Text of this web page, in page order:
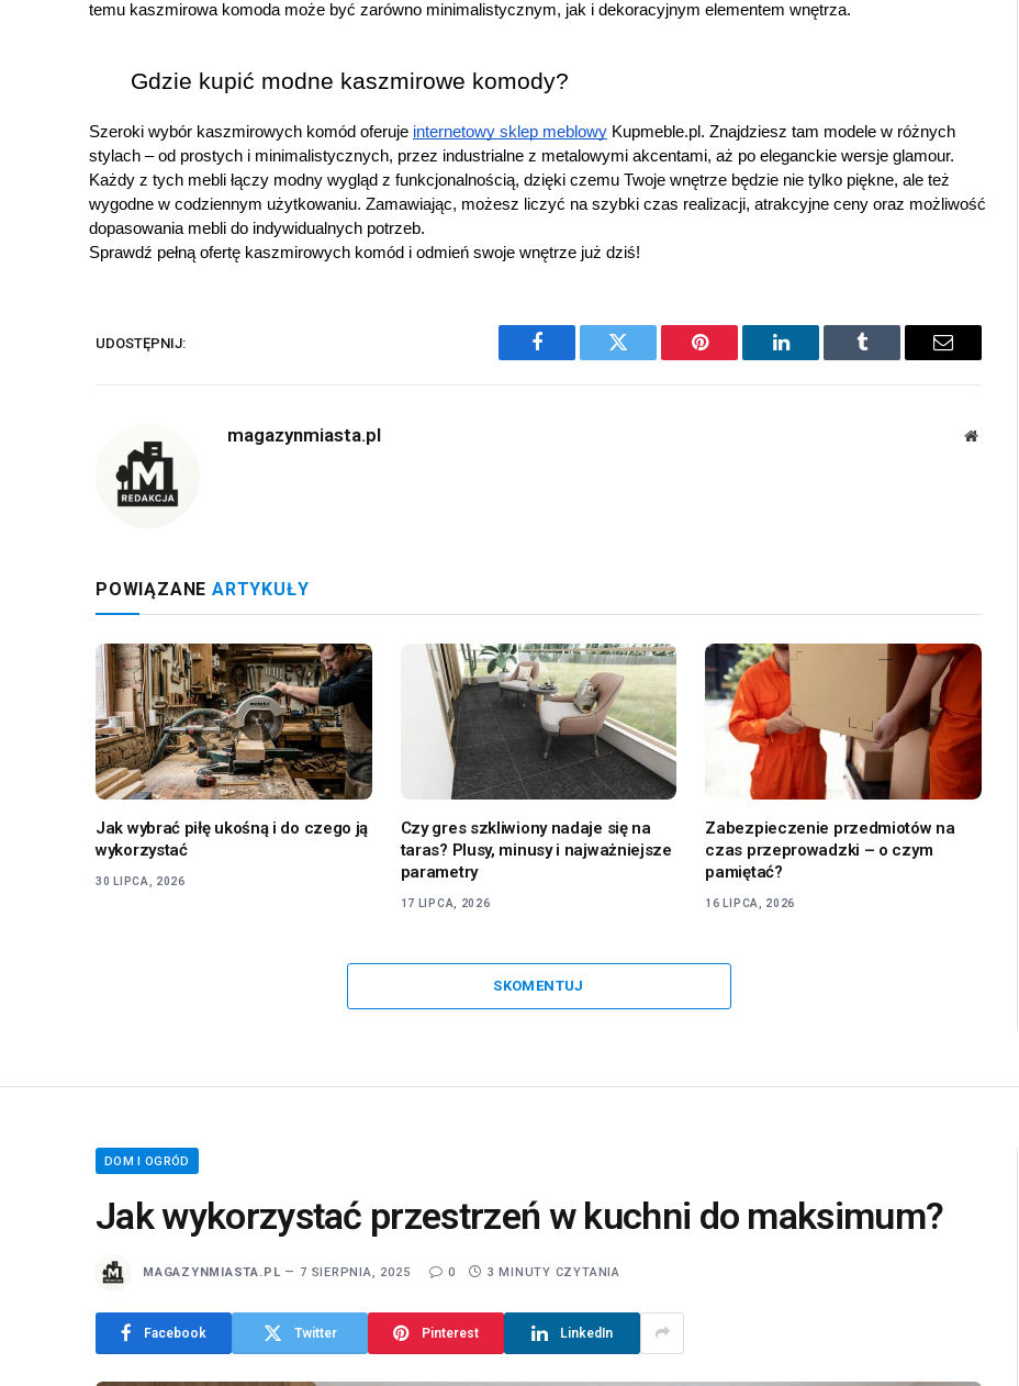
temu kaszmirowa komoda może być zarówno minimalistycznym, jak i dekoracyjnym elementem wnętrza.
Gdzie kupić modne kaszmirowe komody?
Szeroki wybór kaszmirowych komód oferuje internetowy sklep meblowy Kupmeble.pl. Znajdziesz tam modele w różnych
stylach – od prostych i minimalistycznych, przez industrialne z metalowymi akcentami, aż po eleganckie wersje glamour.
Każdy z tych mebli łączy modny wygląd z funkcjonalnością, dzięki czemu Twoje wnętrze będzie nie tylko piękne, ale też
wygodne w codziennym użytkowaniu. Zamawiając, możesz liczyć na szybki czas realizacji, atrakcyjne ceny oraz możliwość
dopasowania mebli do indywidualnych potrzeb.
Sprawdź pełną ofertę kaszmirowych komód i odmień swoje wnętrze już dziś!
UDOSTĘPNIJ:
Facebook Twitter Pinterest LinkedIn Tumblr Email
magazynmiasta.pl Website
POWIĄZANE ARTYKUŁY
Jak wybrać piłę ukośną i do czego ją
wykorzystać
30 LIPCA, 2026
Czy gres szkliwiony nadaje się na
taras? Plusy, minusy i najważniejsze
parametry
17 LIPCA, 2026
Zabezpieczenie przedmiotów na
czas przeprowadzki – o czym
pamiętać?
16 LIPCA, 2026
SKOMENTUJ
DOM I OGRÓD
Jak wykorzystać przestrzeń w kuchni do maksimum?
MAGAZYNMIASTA.PL 7 SIERPNIA, 2025 0 3 MINUTY CZYTANIA
Facebook Twitter Pinterest LinkedIn